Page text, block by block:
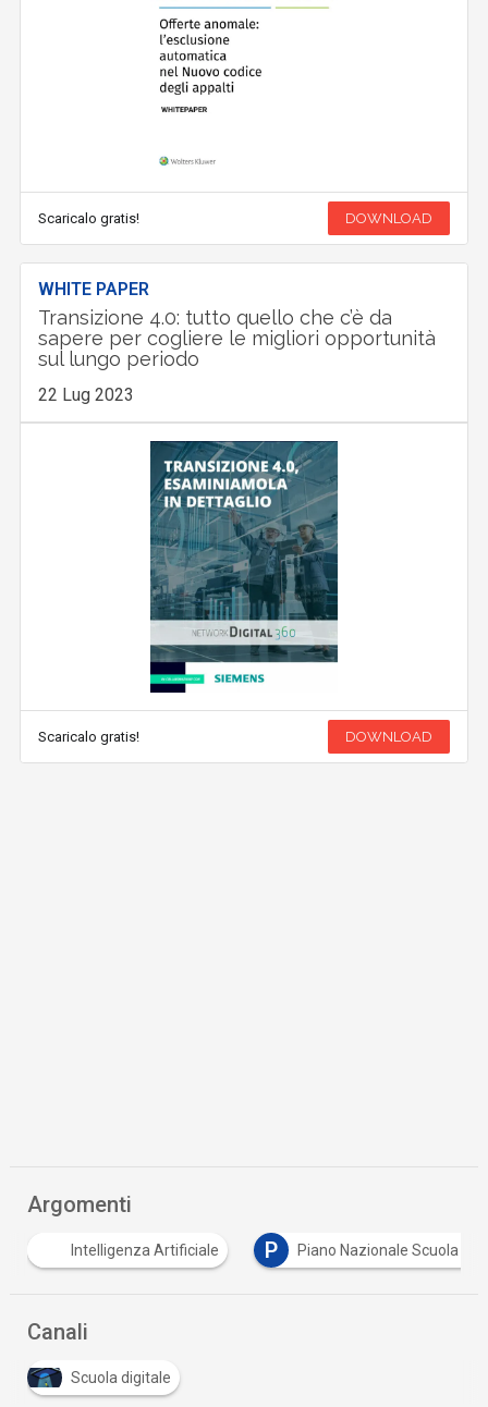
Scaricalo gratis! DOWNLOAD
WHITE PAPER
Transizione 4.0: tutto quello che c’è da
sapere per cogliere le migliori opportunità
sul lungo periodo
22 Lug 2023
Scaricalo gratis! DOWNLOAD
Argomenti
Intelligenza Artificiale P Piano Nazionale Scuola
Canali
Scuola digitale